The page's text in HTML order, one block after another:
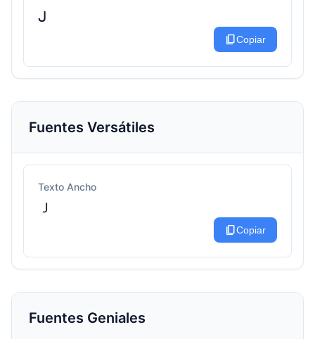
ᒍ
content_copyCopiar
Fuentes Versátiles
Texto Ancho
Ｊ
content_copyCopiar
Fuentes Geniales